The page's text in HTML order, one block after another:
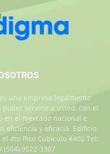
una empresa legalmente
servirle a usted, con el
en el mercado nacional e
eficiencia y eficacia. Edificio
4to Piso Cubiculo #402 Tel:
(504) 9522-3307